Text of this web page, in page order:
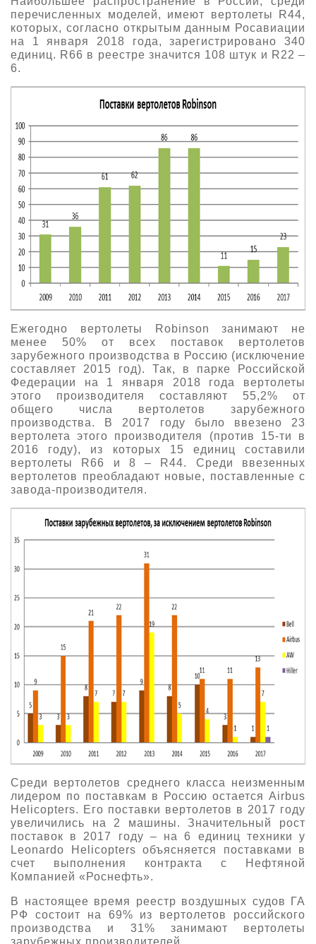
перечисленных моделей, имеют вертолеты R44,
которых, согласно открытым данным Росавиации
на 1 января 2018 года, зарегистрировано 340
единиц. R66 в реестре значится 108 штук и R22 –
6.
Ежегодно вертолеты Robinson занимают не
менее 50% от всех поставок вертолетов
зарубежного производства в Россию (исключение
составляет 2015 год). Так, в парке Российской
Федерации на 1 января 2018 года вертолеты
этого производителя составляют 55,2% от
общего числа вертолетов зарубежного
производства. В 2017 году было ввезено 23
вертолета этого производителя (против 15-ти в
2016 году), из которых 15 единиц составили
вертолеты R66 и 8 – R44. Среди ввезенных
вертолетов преобладают новые, поставленные с
завода-производителя.
Среди вертолетов среднего класса неизменным
лидером по поставкам в Россию остается Airbus
Helicopters. Его поставки вертолетов в 2017 году
увеличились на 2 машины. Значительный рост
поставок в 2017 году – на 6 единиц техники у
Leonardo Helicopters объясняется поставками в
счет выполнения контракта с Нефтяной
Компанией «Роснефть».
В настоящее время реестр воздушных судов ГА
РФ состоит на 69% из вертолетов российского
производства и 31% занимают вертолеты
зарубежных производителей.